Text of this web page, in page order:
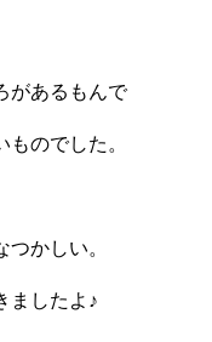
があるもんで
のでした。
かしい。
ましたよ♪